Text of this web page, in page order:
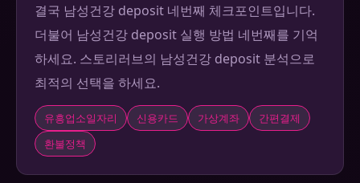
결국 남성건강 deposit 네번째 체크포인트입니다.
더불어 남성건강 deposit 실행 방법 네번째를 기억
하세요. 스토리러브의 남성건강 deposit 분석으로
최적의 선택을 하세요.
유흥업소일자리 신용카드 가상계좌
간편결제
환불정책